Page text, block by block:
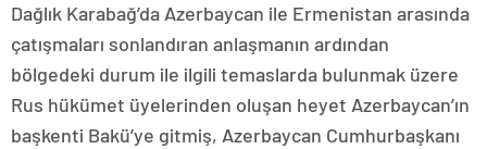
Dağlık Karabağ’da Azerbaycan ile Ermenistan arasında
çatışmaları sonlandıran anlaşmanın ardından
bölgedeki durum ile ilgili temaslarda bulunmak üzere
Rus hükümet üyelerinden oluşan heyet Azerbaycan’ın
başkenti Bakü’ye gitmiş, Azerbaycan Cumhurbaşkanı